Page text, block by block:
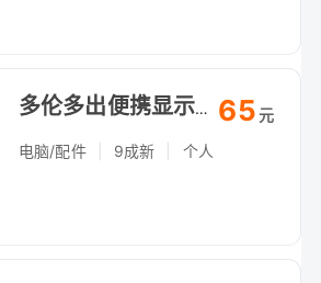
多伦多出便携显示器，笔记本手机扩展屏，自提（Arthur Bonner Ave）
电脑/配件 9成新 个人
65元